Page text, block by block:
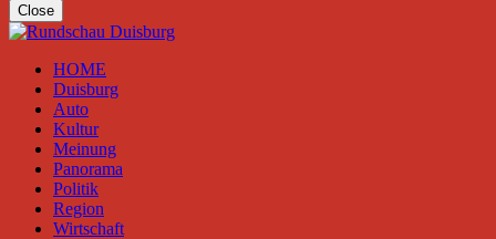
Close
HOME
Duisburg
Auto
Kultur
Meinung
Panorama
Politik
Region
Wirtschaft